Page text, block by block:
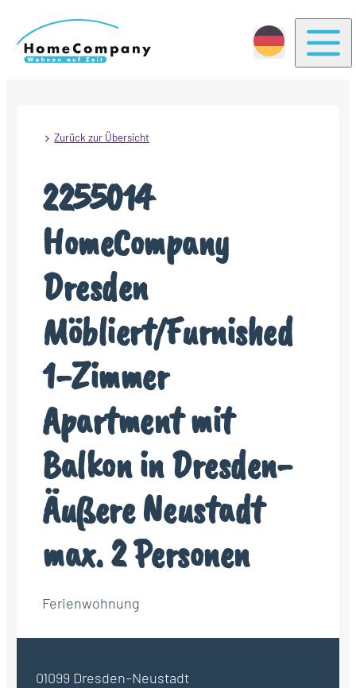
Zurück zur Übersicht
2255014
HomeCompany
Dresden
Möbliert/Furnished
1-Zimmer
Apartment mit
Balkon in Dresden-
Äußere Neustadt
max. 2 Personen
Ferienwohnung
01099 Dresden–Neustadt